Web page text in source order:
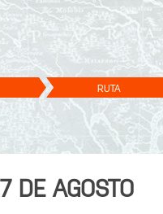
RUTA
DE AGOSTO